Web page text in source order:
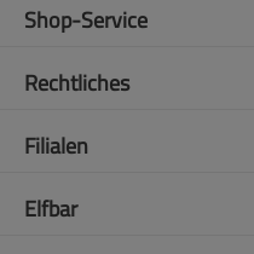
Shop-Service
Rechtliches
Filialen
Elfbar